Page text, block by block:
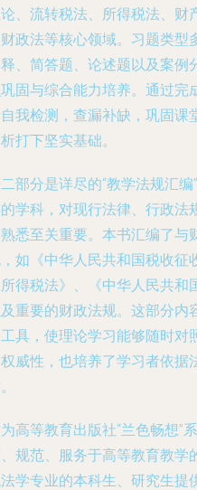
、流转税法、所得税法、财
政法等核心领域。习题类型
、简答题、论述题以及案例
固与综合能力培养。通过完
我检测，查漏补缺，巩固课
打下坚实基础。
部分是详尽的“教学法规汇
学科，对现行法律、行政法
悉至关重要。本书汇编了与
如《中华人民共和国税收征
得税法》、《中华人民共和
重要的财政法规。这部分内
具，使理论学习能够随时对
威性，也培养了学习者依据
高等教育出版社“兰色畅想”
规范、服务于高等教育教学
学专业的本科生、研究生提